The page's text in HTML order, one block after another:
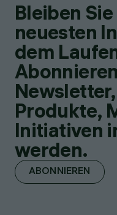
Bleiben
neuesten
dem
Produkte,
Initiativen
werden.
ABONNIEREN